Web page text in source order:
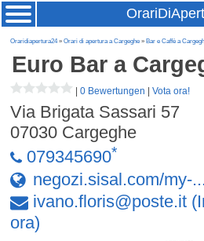
Oraridiapertura24»Orari di apertura a Cargeghe » Bar e Caffè a
Euro Bar a
|0 Bewertungen |Vota ora!
Via Brigata Sassari 57
07030 Cargeghe
079345690*
negozi.sisal.com/my-
ivano.floris@poste.it
ora)